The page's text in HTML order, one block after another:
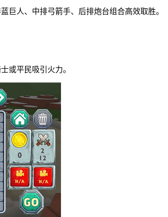
巨人、中排弓箭手、后排炮台组合高效取胜。
或平民吸引火力。